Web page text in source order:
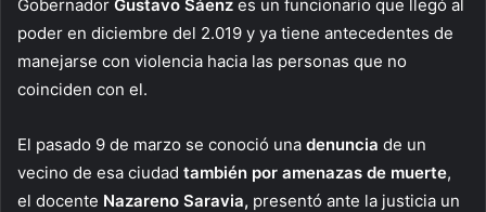
Gobernador Gustavo Sáenz es un funcionario que llegó al
poder en diciembre del 2.019 y ya tiene antecedentes de
manejarse con violencia hacia las personas que no
coinciden con el.
El pasado 9 de marzo se conoció una denuncia de un
vecino de esa ciudad también por amenazas de muerte,
el docente Nazareno Saravia, presentó ante la justicia un